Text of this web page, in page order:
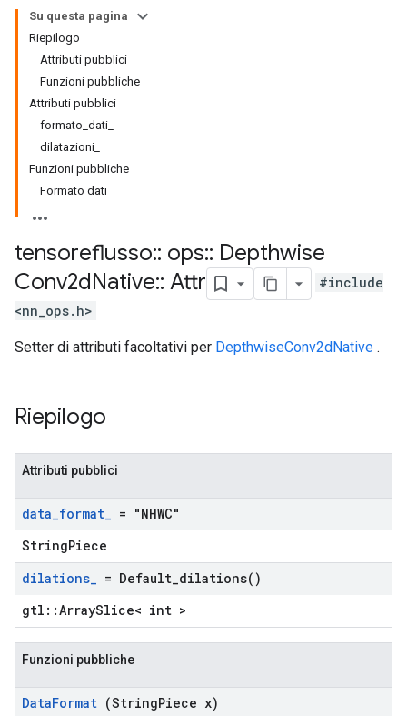
Su questa pagina
Riepilogo
Attributi pubblici
Funzioni pubbliche
Attributi pubblici
formato_dati_
dilatazioni_
Funzioni pubbliche
Formato dati
tensoreflusso:: ops:: Depthwise
Conv2dNative:: Attr
#include
<nn_ops.h>
Setter di attributi facoltativi per DepthwiseConv2dNative .
Riepilogo
Attributi pubblici
data_format_ = "NHWC"
StringPiece
dilations_ = Default_dilations( )
gtl::ArraySlice< int >
Funzioni pubbliche
DataFormat (StringPiece x)